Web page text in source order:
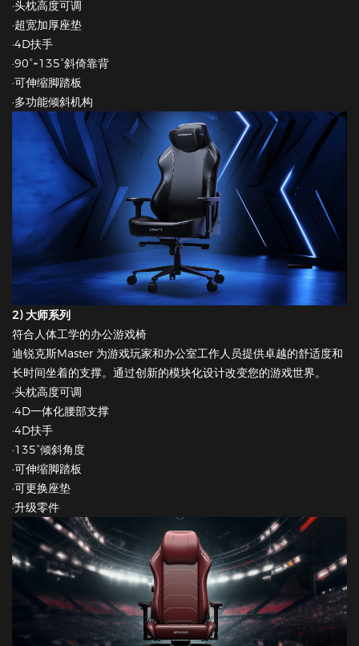
·头枕高度可调
·超宽加厚座垫
·4D扶手
·90°~135°斜倚靠背
·可伸缩脚踏板
·多功能倾斜机构
2) 大师系列
符合人体工学的办公游戏椅
迪锐克斯Master 为游戏玩家和办公室工作人员提供卓越的舒适度和
长时间坐着的支撑。通过创新的模块化设计改变您的游戏世界。
·头枕高度可调
·4D一体化腰部支撑
·4D扶手
·135°倾斜角度
·可伸缩脚踏板
·可更换座垫
·升级零件